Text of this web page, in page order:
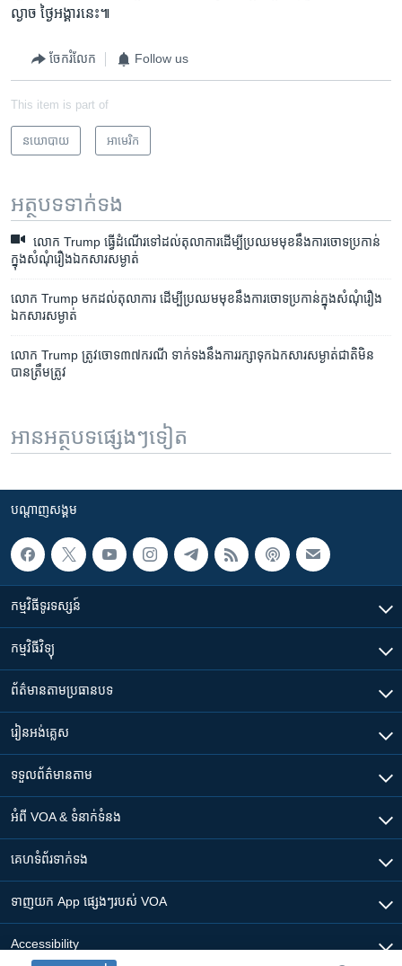
ល្ងាច ថ្ងៃ​អង្គារ​នេះ៕
ចែករំលែក Follow us
This item is part of
នយោបាយ អាមេរិក​
អត្ថបទ​ទាក់ទង
លោក Trump ធ្វើដំណើរ​ទៅដល់តុលាការដើម្បី​ប្រឈម​មុខ​នឹង​ការ​ចោទប្រកាន់​
ក្នុង​សំណុំរឿង​ឯកសារ​សម្ងាត់​
លោក Trump មក​ដល់​តុលាការ​ ដើម្បី​ប្រឈម​មុខ​នឹង​ការ​ចោទប្រកាន់​ក្នុង​សំណុំរឿង​
ឯកសារ​សម្ងាត់​
លោក​ Trump ត្រូវ​ចោទ​៣៧​ករណី​ ទាក់ទង​នឹង​ការ​​រក្សា​ទុក​ឯកសារ​សម្ងាត់​ជាតិ​​មិន​
បាន​ត្រឹមត្រូវ
អានអត្ថបទផ្សេងៗទៀត
បណ្តាញ​សង្គម
កម្មវិធី​ទូរទស្សន៍
កម្មវិធី​វិទ្យុ
ព័ត៌មាន​តាមប្រធានបទ​
រៀន​​អង់គ្លេស
ទទួល​ព័ត៌មាន​តាម
អំពី​ VOA & ទំនាក់ទំនង
គេហទំព័រ​​ទាក់ទង
ទាញយក​ App ផ្សេងៗ​របស់​ VOA
Accessibility